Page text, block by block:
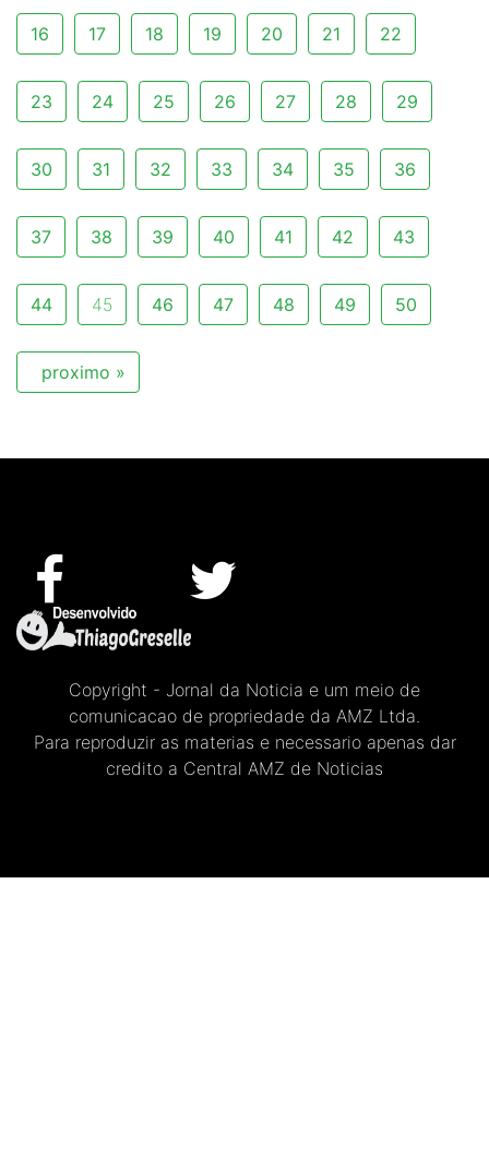
16 17 18 19 20 21 22
23 24 25 26 27 28 29
30 31 32 33 34 35 36
37 38 39 40 41 42 43
44 45 46 47 48 49 50
proximo »
Copyright - Jornal da Noticia e um meio de
comunicacao de propriedade da AMZ Ltda.
Para reproduzir as materias e necessario apenas dar
credito a Central AMZ de Noticias